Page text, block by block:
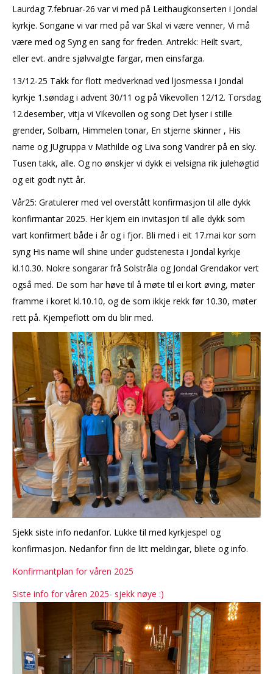
Laurdag 7.februar-26 var vi med på Leithaugkonserten i Jondal
kyrkje. Songane vi var med på var Skal vi være venner, Vi må
være med og Syng en sang for freden. Antrekk: Heilt svart,
eller evt. andre sjølvvalgte fargar, men einsfarga.
13/12-25 Takk for flott medverknad ved ljosmessa i Jondal
kyrkje 1.søndag i advent 30/11 og på Vikevollen 12/12. Torsdag
12.desember, vitja vi VIkevollen og song Det lyser i stille
grender, Solbarn, Himmelen tonar, En stjerne skinner , His
name og JUgruppa v Mathilde og Liva song Vandrer på en sky.
Tusen takk, alle. Og no ønskjer vi dykk ei velsigna rik julehøgtid
og eit godt nytt år.
Vår25: Gratulerer med vel overstått konfirmasjon til alle dykk
konfirmantar 2025. Her kjem ein invitasjon til alle dykk som
vart konfirmert både i år og i fjor. Bli med i eit 17.mai kor som
syng His name will shine under gudstenesta i Jondal kyrkje
kl.10.30. Nokre songarar frå Solstråla og Jondal Grendakor vert
også med. De som har høve til å møte til ei kort øving, møter
framme i koret kl.10.10, og de som ikkje rekk før 10.30, møter
rett på. Kjempeflott om du blir med.
Sjekk siste info nedanfor. Lukke til med kyrkjespel og
konfirmasjon. Nedanfor finn de litt meldingar, bliete og info.
Konfirmantplan for våren 2025
Siste info for våren 2025- sjekk nøye :)